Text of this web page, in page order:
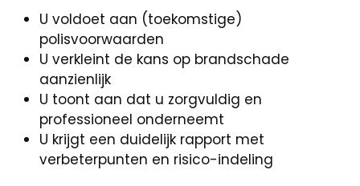
U voldoet aan (toekomstige)
polisvoorwaarden
U verkleint de kans op brandschade
aanzienlijk
U toont aan dat u zorgvuldig en
professioneel onderneemt
U krijgt een duidelijk rapport met
verbeterpunten en risico-indeling